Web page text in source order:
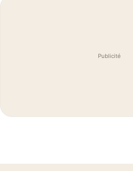
Publicité